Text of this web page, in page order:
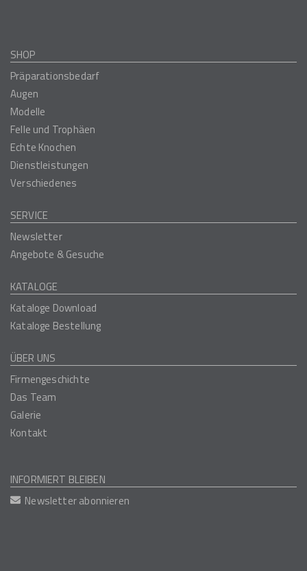
SHOP
Präparationsbedarf
Augen
Modelle
Felle und Trophäen
Echte Knochen
Dienstleistungen
Verschiedenes
SERVICE
Newsletter
Angebote & Gesuche
KATALOGE
Kataloge Download
Kataloge Bestellung
ÜBER UNS
Firmengeschichte
Das Team
Galerie
Kontakt
INFORMIERT BLEIBEN
Newsletter abonnieren